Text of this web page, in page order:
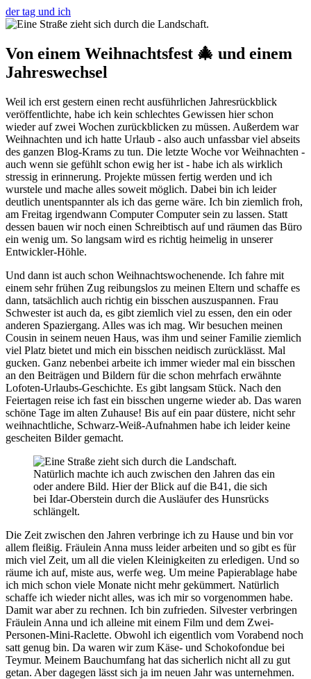
der tag und ich
Von einem Weihnachtsfest 🎄 und einem
Jahreswechsel
Weil ich erst gestern einen recht ausführlichen Jahresrückblick
veröffentlichte, habe ich kein schlechtes Gewissen hier schon
wieder auf zwei Wochen zurückblicken zu müssen. Außerdem war
Weihnachten und ich hatte Urlaub - also auch unfassbar viel abseits
des ganzen Blog-Krams zu tun. Die letzte Woche vor Weihnachten -
auch wenn sie gefühlt schon ewig her ist - habe ich als wirklich
stressig in erinnerung. Projekte müssen fertig werden und ich
wurstele und mache alles soweit möglich. Dabei bin ich leider
deutlich unentspannter als ich das gerne wäre. Ich bin ziemlich froh,
am Freitag irgendwann Computer Computer sein zu lassen. Statt
dessen bauen wir noch einen Schreibtisch auf und räumen das Büro
ein wenig um. So langsam wird es richtig heimelig in unserer
Entwickler-Höhle.
Und dann ist auch schon Weihnachtswochenende. Ich fahre mit
einem sehr frühen Zug reibungslos zu meinen Eltern und schaffe es
dann, tatsächlich auch richtig ein bisschen auszuspannen. Frau
Schwester ist auch da, es gibt ziemlich viel zu essen, den ein oder
anderen Spaziergang. Alles was ich mag. Wir besuchen meinen
Cousin in seinem neuen Haus, was ihm und seiner Familie ziemlich
viel Platz bietet und mich ein bisschen neidisch zurücklässt. Mal
gucken. Ganz nebenbei arbeite ich immer wieder mal ein bisschen
an den Beiträgen und Bildern für die schon mehrfach erwähnte
Lofoten-Urlaubs-Geschichte. Es gibt langsam Stück. Nach den
Feiertagen reise ich fast ein bisschen ungerne wieder ab. Das waren
schöne Tage im alten Zuhause! Bis auf ein paar düstere, nicht sehr
weihnachtliche, Schwarz-Weiß-Aufnahmen habe ich leider keine
gescheiten Bilder gemacht.
Natürlich machte ich auch zwischen den Jahren das ein
oder andere Bild. Hier der Blick auf die B41, die sich
bei Idar-Oberstein durch die Ausläufer des Hunsrücks
schlängelt.
Die Zeit zwischen den Jahren verbringe ich zu Hause und bin vor
allem fleißig. Fräulein Anna muss leider arbeiten und so gibt es für
mich viel Zeit, um all die vielen Kleinigkeiten zu erledigen. Und so
räume ich auf, miste aus, werfe weg. Um meine Papierablage habe
ich mich schon viele Monate nicht mehr gekümmert. Natürlich
schaffe ich wieder nicht alles, was ich mir so vorgenommen habe.
Damit war aber zu rechnen. Ich bin zufrieden. Silvester verbringen
Fräulein Anna und ich alleine mit einem Film und dem Zwei-
Personen-Mini-Raclette. Obwohl ich eigentlich vom Vorabend noch
satt genug bin. Da waren wir zum Käse- und Schokofondue bei
Teymur. Meinem Bauchumfang hat das sicherlich nicht all zu gut
getan. Aber dagegen lässt sich ja im neuen Jahr was unternehmen.